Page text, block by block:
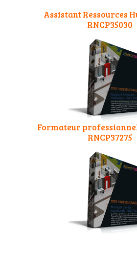
Assistant Ressources
RNCP35030
Formateur professionnel
RNCP37275